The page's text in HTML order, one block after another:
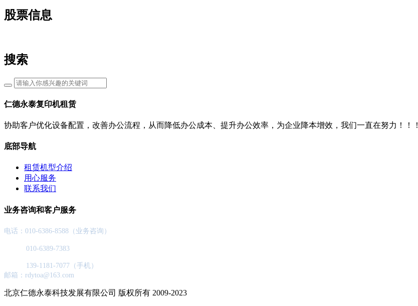
股票信息
搜索
仁德永泰复印机租赁
协助客户优化设备配置，改善办公流程，从而降低办公成本、提升办公效率，为企业降本增效，我们一直在努力！！！
底部导航
租赁机型介绍
用心服务
联系我们
业务咨询和客户服务
电话：010-6386-8588（业务咨询）
010-6389-7383
139-1181-7077（手机）
邮箱：rdytoa@163.com
北京仁德永泰科技发展有限公司 版权所有 2009-2023